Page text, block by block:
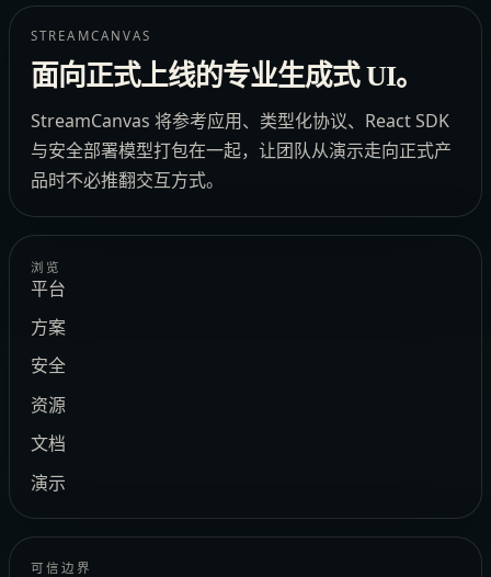
STREAMCANVAS
面向正式上线的专业生成式 UI。
StreamCanvas 将参考应用、类型化协议、React SDK
与安全部署模型打包在一起，让团队从演示走向正式产
品时不必推翻交互方式。
浏览
平台
方案
安全
资源
文档
演示
可信边界